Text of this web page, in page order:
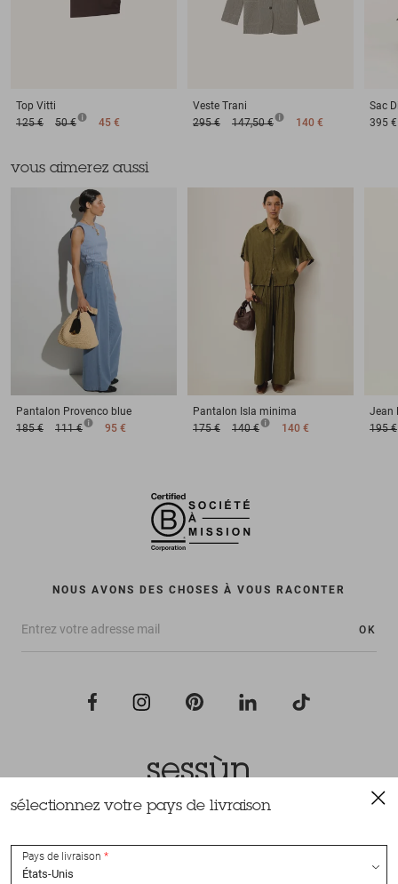
Top Vitti
125 €
50 € 45 €
Veste Trani
295 €
147,50 € 140 €
Sac
395 €
vous aimerez aussi
Pantalon Provenco blue
185 €
111 € 95 €
Pantalon Isla minima
175 €
140 € 140 €
Jean
195 €
NOUS AVONS DES CHOSES À VOUS RACONTER
OK
Tous droits réservés Sessùn 2022
sélectionnez votre pays de livraison
Pays de livraison